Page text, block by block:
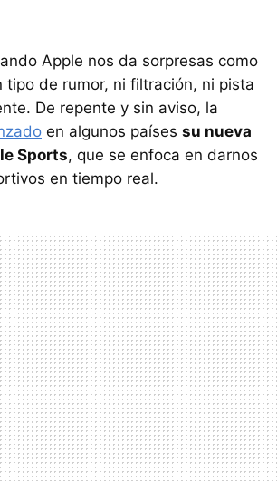
Apple nos da sorpresas como
tipo de rumor, ni filtración, ni pista
De repente y sin aviso, la
en algunos países su nueva
Sports, que se enfoca en darnos
en tiempo real.